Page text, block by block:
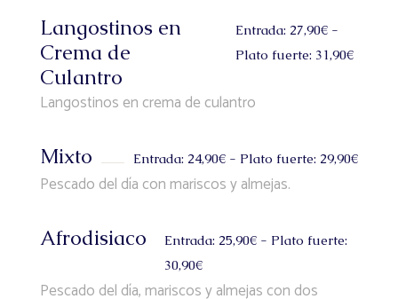
Langostinos en
Crema de
Culantro
Entrada: 27,90€ -
Plato fuerte: 31,90€
Langostinos en crema de culantro
Mixto Entrada: 24,90€ - Plato fuerte: 29,90€
Pescado del día con mariscos y almejas.
Afrodisiaco
Entrada: 25,90€ - Plato fuerte:
30,90€
Pescado del día, mariscos y almejas con dos